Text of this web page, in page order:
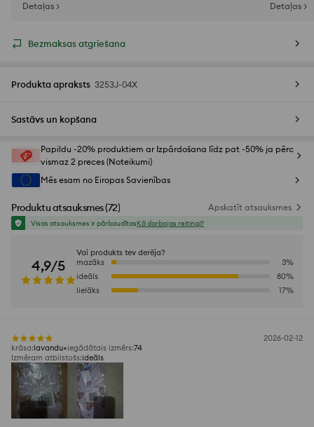
Detaļas >
Detaļas >
Bezmaksas atgriešana
Produkta apraksts 3253J-04X
Sastāvs un kopšana
Papildu -20% produktiem ar Izpārdošana līdz pat -50% ja pērc
vismaz 2 preces (Noteikumi)
Mēs esam no Eiropas Savienības
Produktu atsauksmes(72) Apskatīt atsauksmes
Visas atsauksmes ir pārbaudītasKā darbojas reitingi?
4,9/5
Vai produkts tev derēja?
mazāks
3%
ideāls
80%
lielāks
17%
2026-02-12
krāsa:lavandu iegādātais izmērs:74
Izmēram atbilstošs:ideāls